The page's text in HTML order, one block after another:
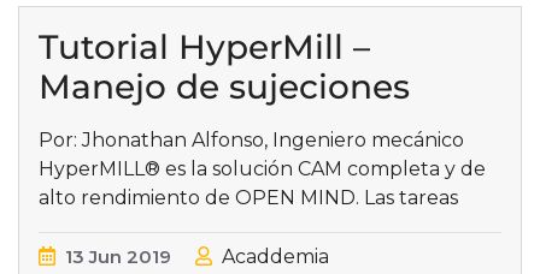
Tutorial HyperMill –
Manejo de sujeciones
Por: Jhonathan Alfonso, Ingeniero mecánico
HyperMILL® es la solución CAM completa y de
alto rendimiento de OPEN MIND. Las tareas
13 Jun 2019 Acaddemia